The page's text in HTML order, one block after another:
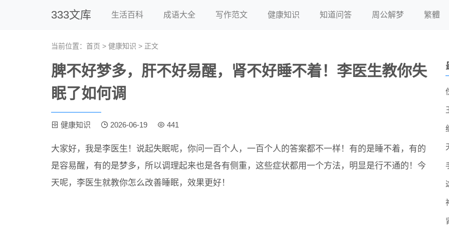
333文库 生活百科 成语大全 写作范文 健康知识 知道问答 周公解梦 繁體
当前位置： 首页 > 健康知识 > 正文
脾不好梦多，肝不好易醒，肾不好睡不着！李医生教你失
眠了如何调
健康知识 2026-06-19 441
大家好，我是李医生！说起失眠呢，你问一百个人，一百个人的答案都不一样！有的是睡不着，有的
是容易醒，有的是梦多，所以调理起来也是各有侧重，这些症状都用一个方法，明显是行不通的！今
天呢，李医生就教你怎么改善睡眠，效果更好！